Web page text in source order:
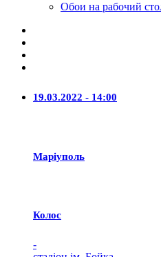
Обои на рабочий
19.03.2022 - 14:00
Маріуполь
Колос
-